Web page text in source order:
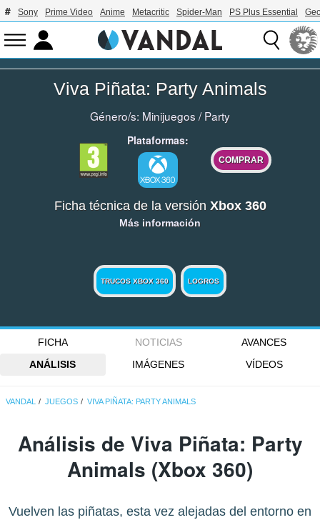
Sony Prime Video Anime Metacritic Spider-Man PS Plus Essential
Viva Piñata: Party Animals
Género/s: Minijuegos/Party
Plataformas:
COMPRAR
Ficha técnica de la versión Xbox 360
Más información
TRUCOS XBOX 360 LOGROS
FICHA NOTICIAS
AVANCES
ANÁLISIS
IMÁGENES VÍDEOS
VANDAL JUEGOS VIVA PIÑATA: PARTY ANIMALS
Análisis de Viva Piñata: Party
Animals (Xbox 360)
Vuelven las piñatas, esta vez alejadas del entorno en